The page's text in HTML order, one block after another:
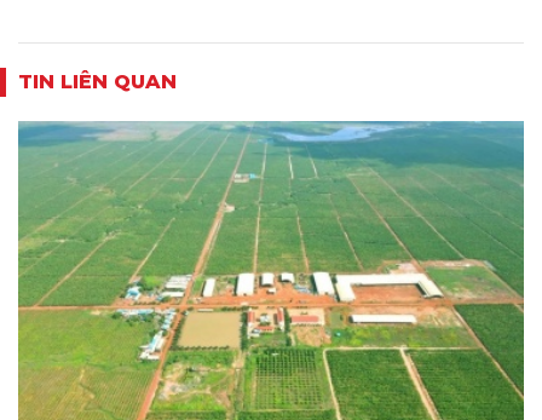
TIN LIÊN QUAN